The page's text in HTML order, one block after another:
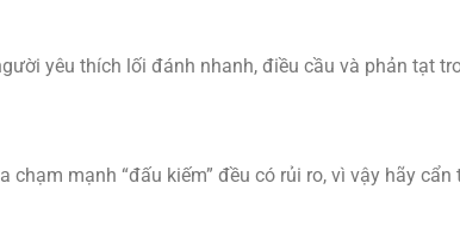
yêu thích lối đánh nhanh, điều cầu và phản tạt
mạnh “đấu kiếm” đều có rủi ro, vì vậy hãy